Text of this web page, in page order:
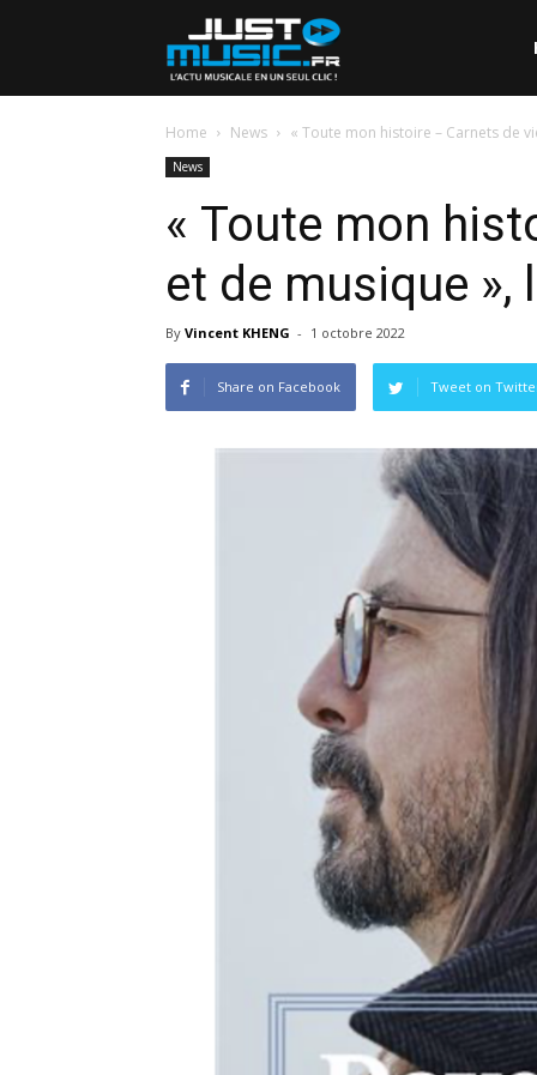
Home News « Toute mon histoire – Carnets de
News
« Toute mon
et de musique »,
By Vincent KHENG - 1 octobre 2022
Share on Facebook Tweet on